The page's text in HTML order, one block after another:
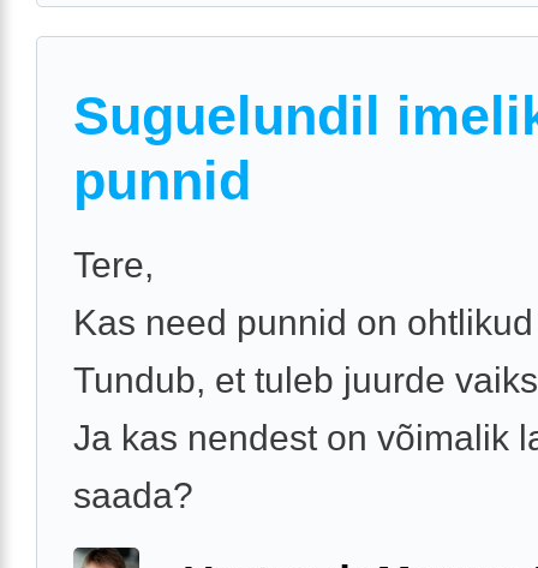
Suguelundil
punnid
Tere,
Kas need punnid on
Tundub, et tuleb juurde
Ja kas nendest on võimalik
saada?